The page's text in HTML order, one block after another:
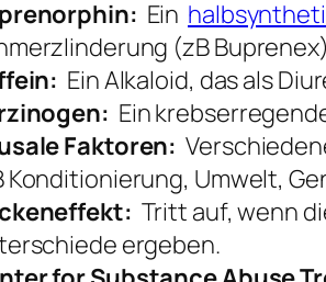
Ein
(zB
Ein Alkaloid, das als
Ein
Faktoren:
Konditionierung, Umwelt,
Tritt auf, wenn
ergeben.